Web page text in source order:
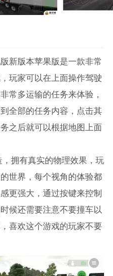
新版本苹果版是一款非常
玩家可以在上面操作驾驶
常多运输的任务来体验，
全部的任务内容，点击其
之后就可以根据地图上面
拥有真实的物理效果，玩
世界，每个视角的体验都
更强大，通过按键来控制
候还需要注意不要撞车以
喜欢这个游戏的玩家不要